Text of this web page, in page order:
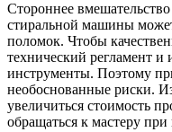
Стороннее
стиральной машины
поломок. Чтобы
технический регламент и
инструменты. Поэтому
необоснованные риски.
увеличиться стоимость
обращаться к мастеру